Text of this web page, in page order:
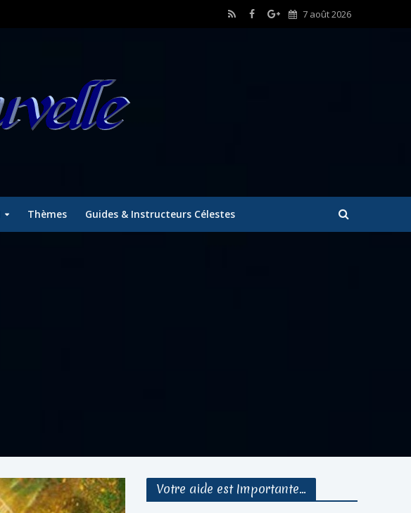
7 août 2026
Thèmes Guides & Instructeurs Célestes
Votre aide est Importante…